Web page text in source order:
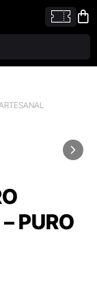
PURO